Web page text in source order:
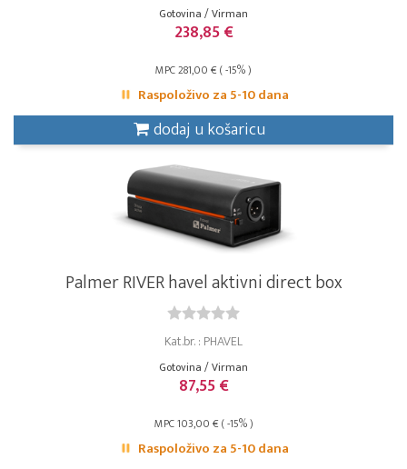
Gotovina / Virman
238,85 €
MPC 281,00 € ( -15% )
Raspoloživo za 5-10 dana
dodaj u košaricu
Palmer RIVER havel aktivni direct box
Kat.br. : PHAVEL
Gotovina / Virman
87,55 €
MPC 103,00 € ( -15% )
Raspoloživo za 5-10 dana